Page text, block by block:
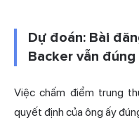
Dự đoán: Bài
Backer vẫn
Việc chấm điểm trung
quyết định của ông ấy